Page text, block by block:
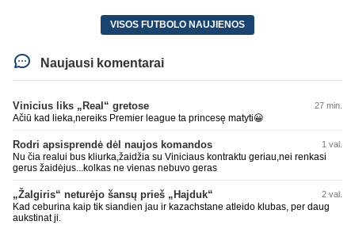
VISOS FUTBOLO NAUJIENOS
Naujausi komentarai
Vinicius liks „Real“ gretose 27 min.
Ačiū kad lieka,nereiks Premier league ta princesę matyti😀
Rodri apsisprendė dėl naujos komandos 1 val.
Nu čia realui bus kliurka,žaidžia su Viniciaus kontraktu geriau,nei renkasi
gerus žaidėjus...kolkas ne vienas nebuvo geras
„Žalgiris“ neturėjo šansų prieš „Hajduk“ 2 val.
Kad ceburina kaip tik siandien jau ir kazachstane atleido klubas, per daug
aukstinat ji.